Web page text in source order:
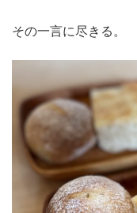
その一言に尽きる。